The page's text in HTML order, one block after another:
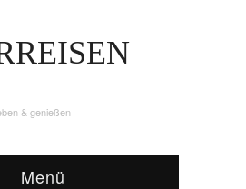
& genießen
Menü